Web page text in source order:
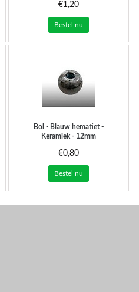
€1,20
Bestel nu
Bol - Blauw hematiet -
Keramiek - 12mm
€0,80
Bestel nu